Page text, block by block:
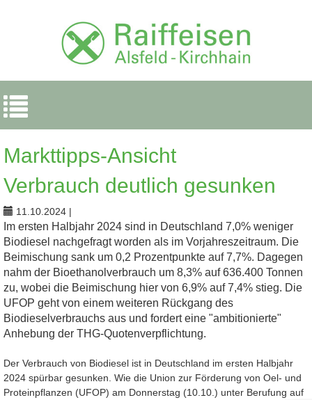
Navigation
ein-/ausblenden
Markttipps-Ansicht
Verbrauch deutlich gesunken
11.10.2024 |
Im ersten Halbjahr 2024 sind in Deutschland 7,0% weniger
Biodiesel nachgefragt worden als im Vorjahreszeitraum. Die
Beimischung sank um 0,2 Prozentpunkte auf 7,7%. Dagegen
nahm der Bioethanolverbrauch um 8,3% auf 636.400 Tonnen
zu, wobei die Beimischung hier von 6,9% auf 7,4% stieg. Die
UFOP geht von einem weiteren Rückgang des
Biodieselverbrauchs aus und fordert eine "ambitionierte"
Anhebung der THG-Quotenverpflichtung.
Der Verbrauch von Biodiesel ist in Deutschland im ersten Halbjahr
2024 spürbar gesunken. Wie die Union zur Förderung von Oel- und
Proteinpflanzen (UFOP) am Donnerstag (10.10.) unter Berufung auf